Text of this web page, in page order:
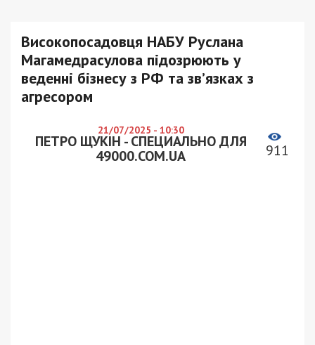
Високопосадовця НАБУ Руслана
Магамедрасулова підозрюють у
веденні бізнесу з РФ та зв’язках з
агресором
21/07/2025 - 10:30
ПЕТРО ЩУКІН - СПЕЦИАЛЬНО ДЛЯ
49000.COM.UA
911